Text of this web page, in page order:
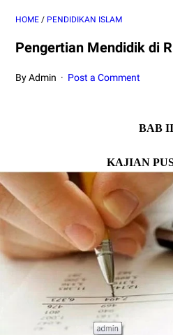
HOME / PENDIDIKAN ISLAM
Pengertian Mendidik di
By Admin Post a Comment
BAB II
KAJIAN